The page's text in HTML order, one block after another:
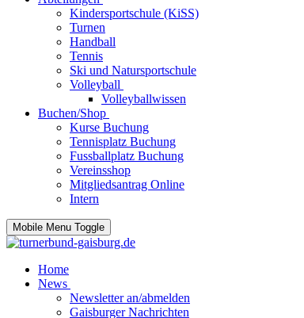
Kindersportschule (KiSS)
Turnen
Handball
Tennis
Ski und Natursportschule
Volleyball
Volleyballwissen
Buchen/Shop
Kurse Buchung
Tennisplatz Buchung
Fussballplatz Buchung
Vereinsshop
Mitgliedsantrag Online
Intern
Mobile Menu Toggle
Home
News
Newsletter an/abmelden
Gaisburger Nachrichten